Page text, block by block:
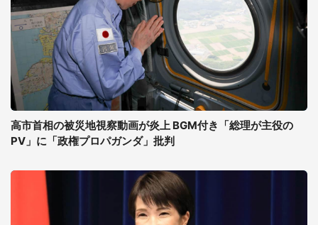
高市首相の被災地視察動画が炎上 BGM付き「総理が主役の
PV」に「政権プロパガンダ」批判